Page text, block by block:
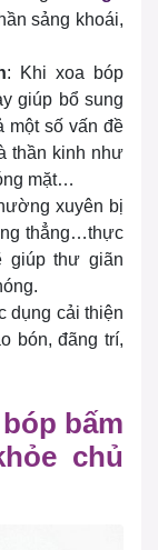
sảng khoái,
: Khi xoa bóp
giúp bổ sung
một số vấn đề
thần kinh như
mặt…
xuyên bị
thẳng…thực
giúp thư giãn
dụng cải thiện
bón, đãng trí,
bấm
chủ